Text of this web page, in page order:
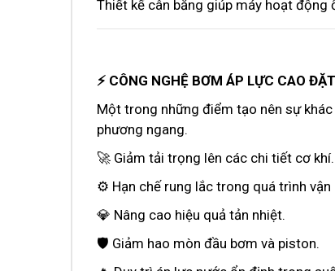
Thiết kế cân bằng giúp máy hoạt động
⚡ CÔNG NGHỆ BƠM ÁP LỰC CAO
Một trong những điểm tạo nên sự
phương ngang.
🚀 Giảm tải trọng lên các chi tiết cơ khí.
⚙️ Hạn chế rung lắc trong quá trình vận
💎 Nâng cao hiệu quả tản nhiệt.
🛡️ Giảm hao mòn đầu bơm và piston.